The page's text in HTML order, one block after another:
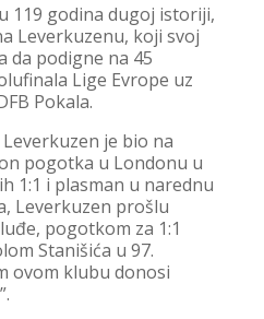
119 godina dugoj istoriji,
Leverkuzenu, koji svoj
da podigne na 45
Lige Evrope uz
Pokala.
je bio na
pogotka u Londonu u
1:1 i plasman u narednu
Leverkuzen prošlu
pogotkom za 1:1
Stanišića u 97.
ovom klubu donosi